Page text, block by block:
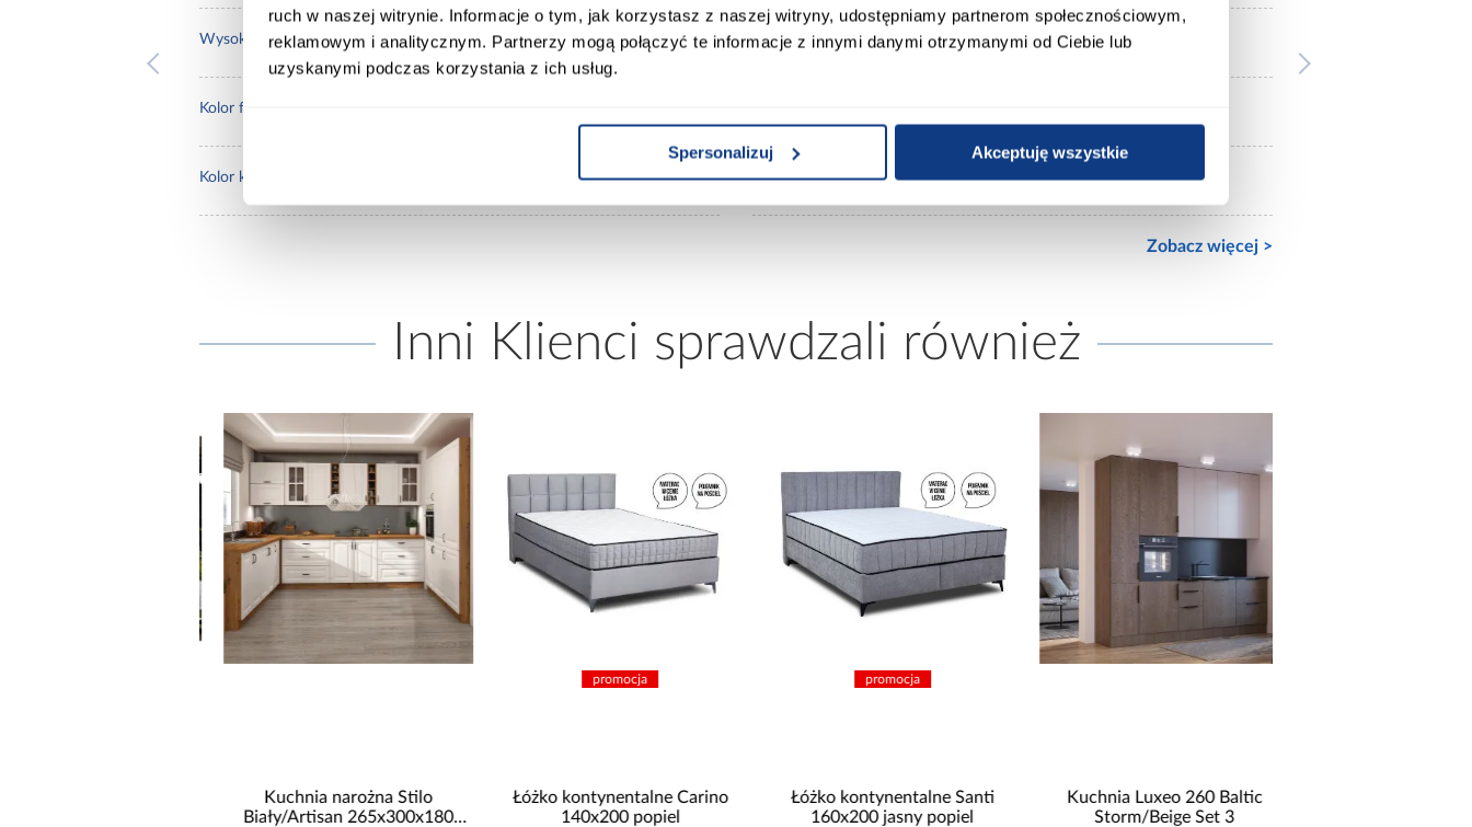
ruch w naszej witrynie. Informacje o tym, jak korzystasz z naszej witryny, udostępniamy partnerom społecznościowym,
reklamowym i analitycznym. Partnerzy mogą połączyć te informacje z innymi danymi otrzymanymi od Ciebie lub
uzyskanymi podczas korzystania z ich usług.
Spersonalizuj Akceptuję wszystkie
Wysokość [cm]: 235.20
Kolor frontów:
Kolor korpusu:
Ilość drzwi: 3-drzwiowa
Wykończenie korpusu: mat
Zobacz więcej >
Inni Klienci sprawdzali również
Kuchnia narożna Stilo
Biały/Artisan 265x300x180
promocja
Łóżko kontynentalne Carino
140x200 popiel
promocja
Łóżko kontynentalne Santi
160x200 jasny popiel
Kuchnia Luxeo 260 Baltic
Storm/Beige Set 3